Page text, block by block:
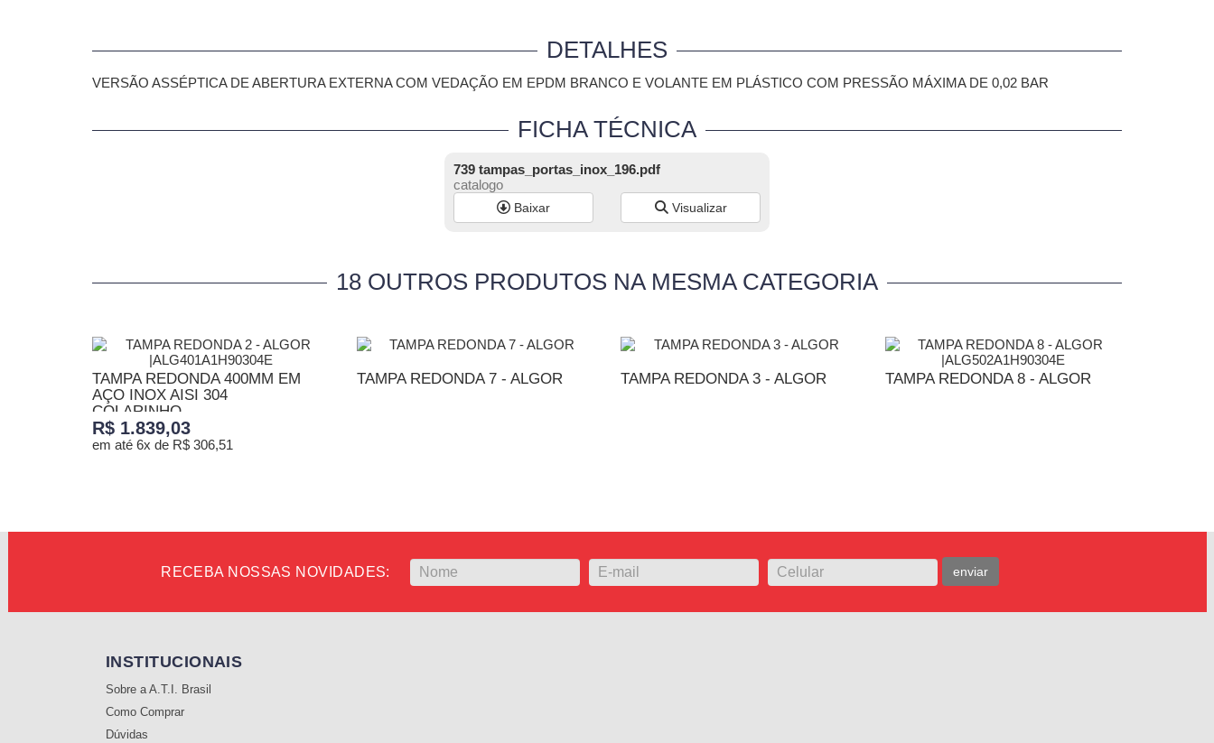
DETALHES
VERSÃO ASSÉPTICA DE ABERTURA EXTERNA COM VEDAÇÃO EM EPDM BRANCO E VOLANTE EM PLÁSTICO COM PRESSÃO MÁXIMA DE 0,02 BAR
FICHA TÉCNICA
739 tampas_portas_inox_196.pdf
catalogo
Baixar Visualizar
18 OUTROS PRODUTOS NA MESMA CATEGORIA
TAMPA REDONDA 400MM EM
AÇO INOX AISI 304
COLARINHO...
R$ 1.839,03
em até 6x de R$ 306,51
TAMPA REDONDA 7 - ALGOR TAMPA REDONDA 3 - ALGOR TAMPA REDONDA 8 - ALGOR
RECEBA NOSSAS NOVIDADES: enviar
INSTITUCIONAIS
Sobre a A.T.I. Brasil
Como Comprar
Dúvidas